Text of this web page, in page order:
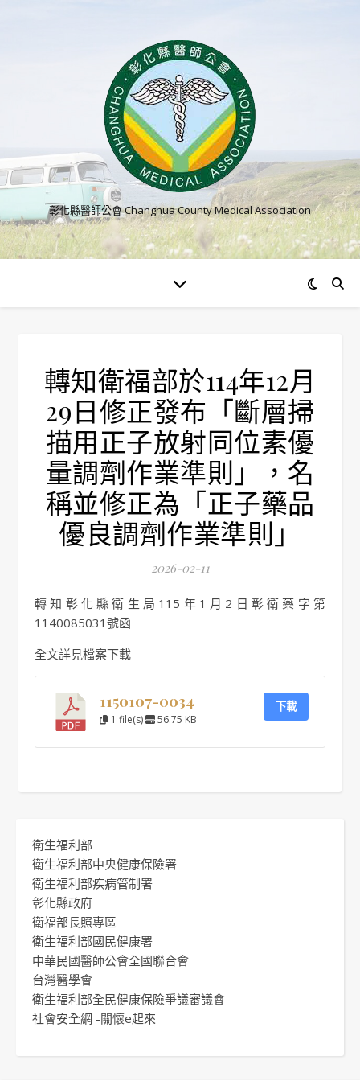
彰化縣醫師公會 Changhua County Medical Association
轉知衛福部於114年12月
29日修正發布「斷層掃
描用正子放射同位素優
量調劑作業準則」，名
稱並修正為「正子藥品
優良調劑作業準則」
2026-02-11
轉知彰化縣衛生局115年1月2日彰衛藥字第
1140085031號函
全文詳見檔案下載
1150107-0034
1 file(s) 56.75 KB
下載
衛生福利部
衛生福利部中央健康保險署
衛生福利部疾病管制署
彰化縣政府
衛福部長照專區
衛生福利部國民健康署
中華民國醫師公會全國聯合會
台灣醫學會
衛生福利部全民健康保險爭議審議會
社會安全網 -關懷e起來